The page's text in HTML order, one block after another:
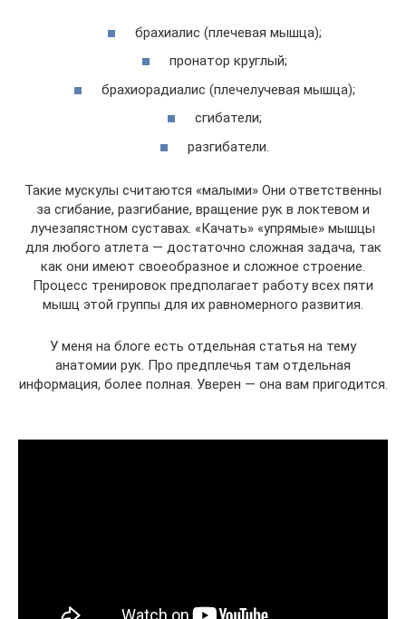
брахиалис (плечевая мышца);
пронатор круглый;
брахиорадиалис (плечелучевая мышца);
сгибатели;
разгибатели.
Такие мускулы считаются «малыми» Они ответственны
за сгибание, разгибание, вращение рук в локтевом и
лучезапястном суставах. «Качать» «упрямые» мышцы
для любого атлета — достаточно сложная задача, так
как они имеют своеобразное и сложное строение.
Процесс тренировок предполагает работу всех пяти
мышц этой группы для их равномерного развития.
У меня на блоге есть отдельная статья на тему
анатомии рук. Про предплечья там отдельная
информация, более полная. Уверен — она вам пригодится.